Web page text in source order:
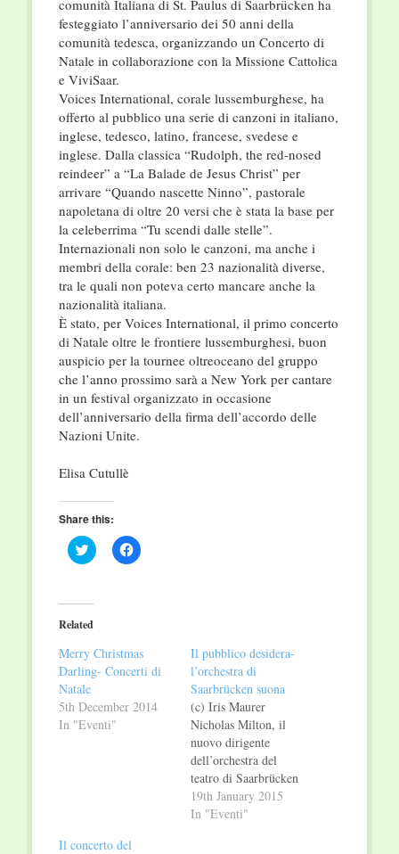
comunità Italiana di St. Paulus di Saarbrücken ha
festeggiato l’anniversario dei 50 anni della
comunità tedesca, organizzando un Concerto di
Natale in collaborazione con la Missione Cattolica
e ViviSaar.
Voices International, corale lussemburghese, ha
offerto al pubblico una serie di canzoni in italiano,
inglese, tedesco, latino, francese, svedese e
inglese. Dalla classica “Rudolph, the red-nosed
reindeer” a “La Balade de Jesus Christ” per
arrivare “Quando nascette Ninno”, pastorale
napoletana di oltre 20 versi che è stata la base per
la celeberrima “Tu scendi dalle stelle”.
Internazionali non solo le canzoni, ma anche i
membri della corale: ben 23 nazionalità diverse,
tra le quali non poteva certo mancare anche la
nazionalità italiana.
È stato, per Voices International, il primo concerto
di Natale oltre le frontiere lussemburghesi, buon
auspicio per la tournee oltreoceano del gruppo
che l’anno prossimo sarà a New York per cantare
in un festival organizzato in occasione
dell’anniversario della firma dell’accordo delle
Nazioni Unite.
Elisa Cutullè
Share this:
Click
to
(Opens
in
new
Click
to
Related
Merry Christmas
Darling- Concerti di
Natale
5th December 2014
In "Eventi"
Il pubblico desidera-
l’orchestra di
Saarbrücken suona
(c) Iris Maurer
Nicholas Milton, il
nuovo dirigente
dell’orchestra del
teatro di Saarbrücken
ha già fatto capire al
suo pubblico (e non
19th January 2015
In "Eventi"
Il concerto del